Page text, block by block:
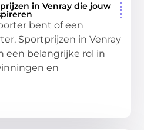
in Venray die jouw
bent of een
Sportprijzen in Venray
een belangrijke rol in
en